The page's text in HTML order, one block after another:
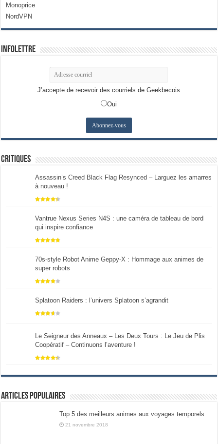
Monoprice
NordVPN
Infolettre
J’accepte de recevoir des courriels de Geekbecois
Oui
Critiques
Assassin’s Creed Black Flag Resynced – Larguez les amarres
à nouveau !
Vantrue Nexus Series N4S : une caméra de tableau de bord
qui inspire confiance
70s-style Robot Anime Geppy-X : Hommage aux animes de
super robots
Splatoon Raiders : l’univers Splatoon s’agrandit
Le Seigneur des Anneaux – Les Deux Tours : Le Jeu de Plis
Coopératif – Continuons l’aventure !
Articles populaires
Top 5 des meilleurs animes aux voyages temporels
21 novembre 2018